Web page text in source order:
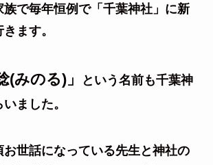
で毎年恒例で「千葉神社」に新
ます。
(みのる)」
という名前も千葉神
ました。
世話になっている先生と神社の